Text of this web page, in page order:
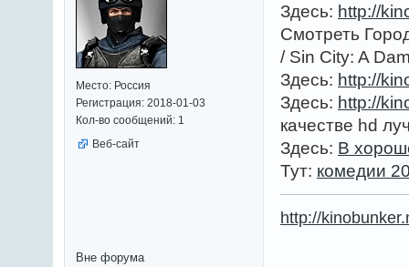
Место: Россия
Регистрация: 2018-01-03
Кол-во сообщений: 1
Веб-сайт
Здесь: http://
Смотреть
/ Sin City: A
Здесь: http://
Здесь: http://
качестве hd
Здесь: В
Тут: комедии
http://
Вне форума